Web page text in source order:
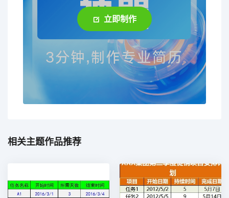
立即制作
相关主题作品推荐